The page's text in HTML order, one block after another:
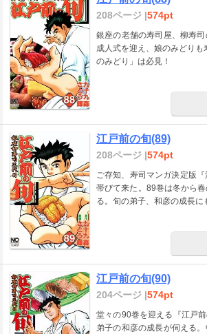
208ページ |574pt
銀座の老舗の寿司屋、柳寿
成人式を迎え、娘のみどり
のみどり」は必見！
江戸前の旬(89)
208ページ |574pt
ご存知、寿司マンガ決定版
帯びて来た。89巻は冬から
る。旬の弟子、和彦の成長に
江戸前の旬(90)
204ページ |574pt
堂々の90巻を迎える『江戸
弟子の和彦の成長が伺える